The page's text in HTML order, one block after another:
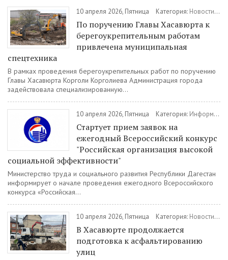
10 апреля 2026, Пятница Категория: Новости/
По поручению Главы Хасавюрта к
берегоукрепительным работам
привлечена муниципальная
спецтехника
В рамках проведения берегоукрепительных работ по поручению
Главы Хасавюрта Корголи Корголиева Администрация города
задействовала специализированную...
10 апреля 2026, Пятница Категория: Информация
Стартует прием заявок на
ежегодный Всероссийский конкурс
"Российская организация высокой
социальной эффективности"
Министерство труда и социального развития Республики Дагестан
информирует о начале проведения ежегодного Всероссийского
конкурса «Российская...
10 апреля 2026, Пятница Категория: Новости/
В Хасавюрте продолжается
подготовка к асфальтированию
улиц